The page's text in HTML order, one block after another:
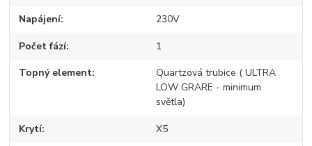
Napájení 230V
Počet fází 1
Topný element
Quartzová trubice ( ULTRA
LOW GRARE - minimum
světla)
Krytí X5